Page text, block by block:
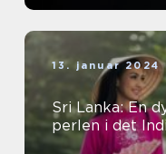
13. januar 2024
Sri Lanka: En
perlen i det